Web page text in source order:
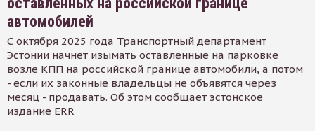
автомобилей
С октября 2025 года Транспортный департамент
Эстонии начнет изымать оставленные на парковке
возле КПП на российской границе автомобили, а потом
- если их законные владельцы не объявятся через
месяц - продавать. Об этом сообщает эстонское
издание ERR